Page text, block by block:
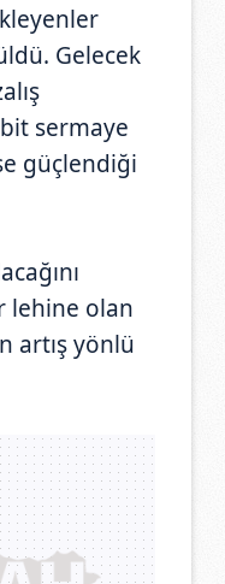
Gelecek
sermaye
güçlendiği
lehine olan
artış yönlü